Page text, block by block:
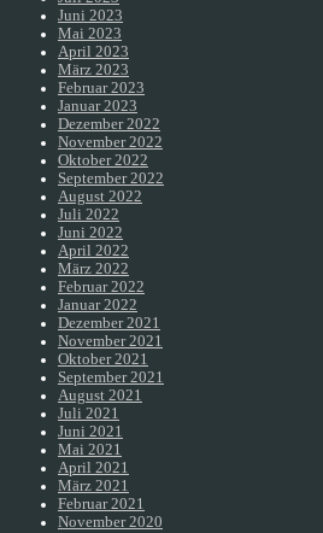
Juni 2023
Mai 2023
April 2023
März 2023
Februar 2023
Januar 2023
Dezember 2022
November 2022
Oktober 2022
September 2022
August 2022
Juli 2022
Juni 2022
April 2022
März 2022
Februar 2022
Januar 2022
Dezember 2021
November 2021
Oktober 2021
September 2021
August 2021
Juli 2021
Juni 2021
Mai 2021
April 2021
März 2021
Februar 2021
November 2020